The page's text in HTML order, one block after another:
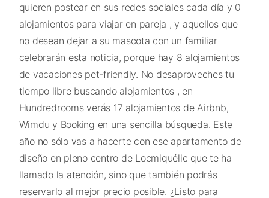
quieren postear en sus redes sociales cada día y 0
alojamientos para viajar en pareja , y aquellos que
no desean dejar a su mascota con un familiar
celebrarán esta noticia, porque hay 8 alojamientos
de vacaciones pet-friendly. No desaproveches tu
tiempo libre buscando alojamientos , en
Hundredrooms verás 17 alojamientos de Airbnb,
Wimdu y Booking en una sencilla búsqueda. Este
año no sólo vas a hacerte con ese apartamento de
diseño en pleno centro de Locmiquélic que te ha
llamado la atención, sino que también podrás
reservarlo al mejor precio posible. ¿Listo para